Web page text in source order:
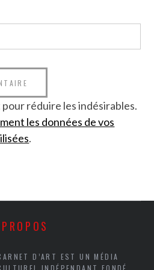
réduire les indésirables.
les données de vos
.
D’ART EST UN MÉDIA
INDÉPENDANT FONDÉ